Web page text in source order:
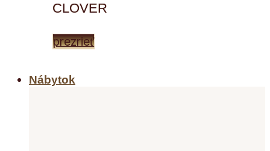
CLOVER
prezrieť
Nábytok